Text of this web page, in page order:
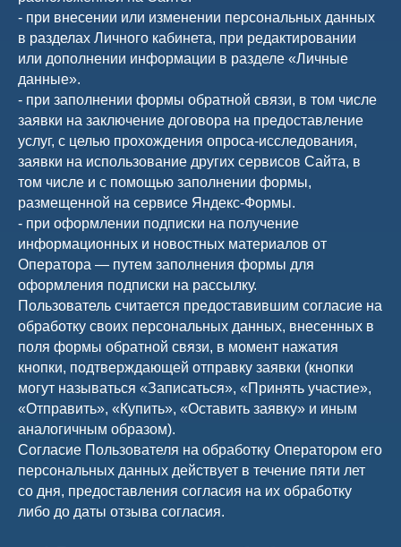
- при внесении или изменении персональных данных
в разделах Личного кабинета, при редактировании
или дополнении информации в разделе «Личные
данные».
- при заполнении формы обратной связи, в том числе
заявки на заключение договора на предоставление
услуг, с целью прохождения опроса-исследования,
заявки на использование других сервисов Сайта, в
том числе и с помощью заполнении формы,
размещенной на сервисе Яндекс-Формы.
- при оформлении подписки на получение
информационных и новостных материалов от
Оператора — путем заполнения формы для
оформления подписки на рассылку.
Пользователь считается предоставившим согласие на
обработку своих персональных данных, внесенных в
поля формы обратной связи, в момент нажатия
кнопки, подтверждающей отправку заявки (кнопки
могут называться «Записаться», «Принять участие»,
«Отправить», «Купить», «Оставить заявку» и иным
аналогичным образом).
Согласие Пользователя на обработку Оператором его
персональных данных действует в течение пяти лет
со дня, предоставления согласия на их обработку
либо до даты отзыва согласия.